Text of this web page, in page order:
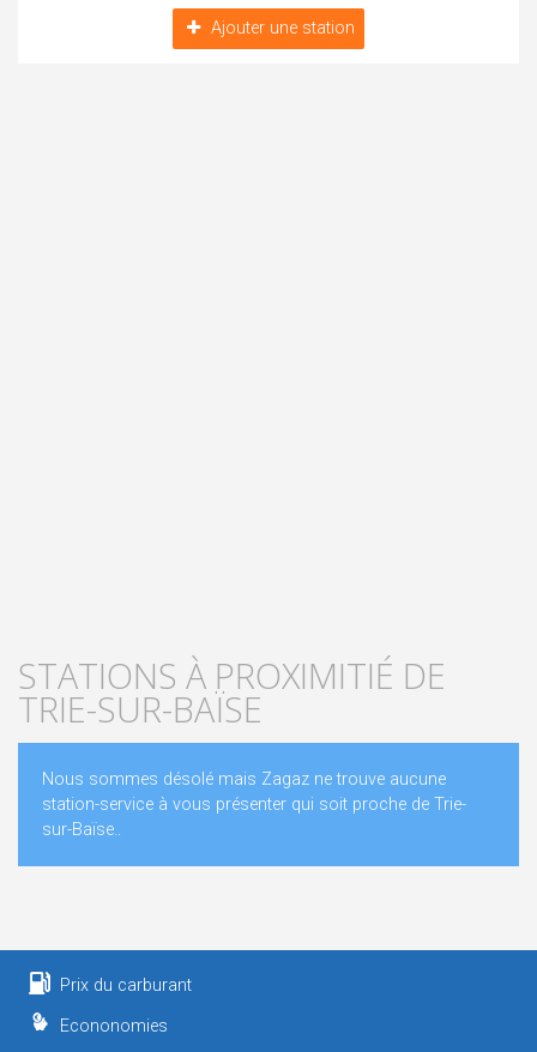
Ajouter une station
STATIONS À PROXIMITIÉ DE
TRIE-SUR-BAÏSE
Nous sommes désolé mais Zagaz ne trouve aucune
station-service à vous présenter qui soit proche de Trie-
sur-Baïse..
Prix du carburant
Econonomies